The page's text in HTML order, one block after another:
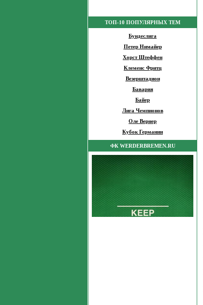
ТОП-10 ПОПУЛЯРНЫХ ТЕМ
Бундеслига
Петер Нимайер
Хорст Штеффен
Клеменс Фритц
Везерштадион
Бавария
Байер
Лига Чемпионов
Оле Вернер
Кубок Германии
ФК WERDERBREMEN.RU